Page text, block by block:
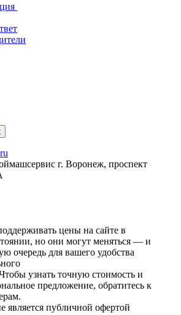
г. Воронеж, проспект
цены на сайте в
но они могут меняться — и
очередь для вашего удобства
узнать точную стоимость и
предложение, обратитесь к
является публичной офертой